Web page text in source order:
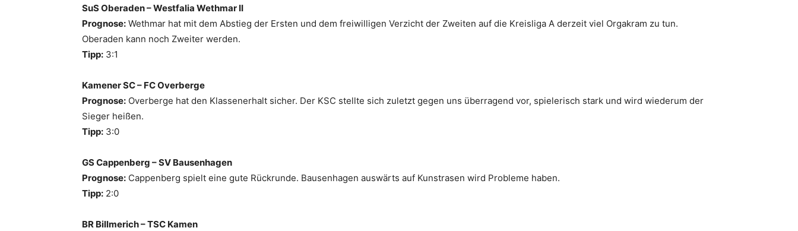
SuS Oberaden – Westfalia Wethmar II
Prognose: Wethmar hat mit dem Abstieg der Ersten und dem freiwilligen Verzicht der Zweiten auf die Kreisliga A derzeit viel Orgakram zu tun.
Oberaden kann noch Zweiter werden.
Tipp: 3:1
Kamener SC – FC Overberge
Prognose: Overberge hat den Klassenerhalt sicher. Der KSC stellte sich zuletzt gegen uns überragend vor, spielerisch stark und wird wiederum der
Sieger heißen.
Tipp: 3:0
GS Cappenberg – SV Bausenhagen
Prognose: Cappenberg spielt eine gute Rückrunde. Bausenhagen auswärts auf Kunstrasen wird Probleme haben.
Tipp: 2:0
BR Billmerich – TSC Kamen